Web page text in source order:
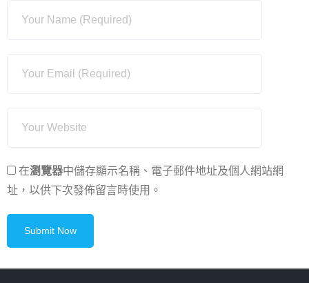
在瀏覽器中儲存顯示名稱、電子郵件地址及個人網站網
址，以供下次發佈留言時使用。